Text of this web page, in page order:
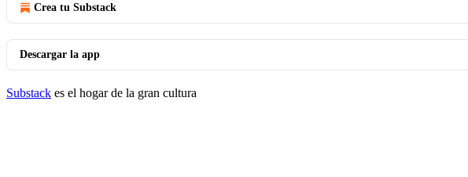
Crea tu Substack
Descargar la app
Substack es el hogar de la gran cultura